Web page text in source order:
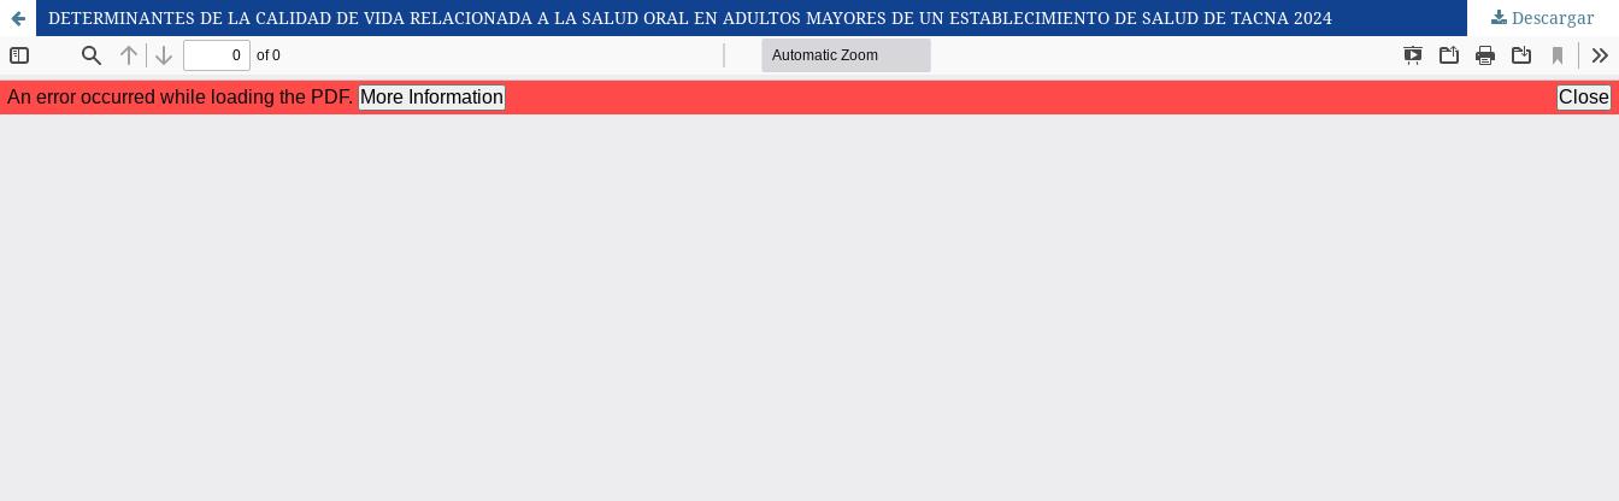
DETERMINANTES DE LA CALIDAD DE VIDA RELACIONADA A LA SALUD ORAL EN ADULTOS MAYORES DE UN ESTABLECIMIENTO DE SALUD DE TACNA 2024 Descargar